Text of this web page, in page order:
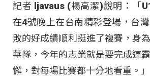
記者 ljavaus (楊高潔)說明：「
在4號晚上在台南精彩登場，台
敗的好成績順利挺進了複賽，身
華隊，今年的志業就是要完成連
懈，對每場比賽都十分地看重。」